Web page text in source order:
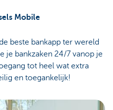
Mobile
beste bankapp ter wereld
je bankzaken 24/7 vanop je
tot heel wat extra
en toegankelijk!